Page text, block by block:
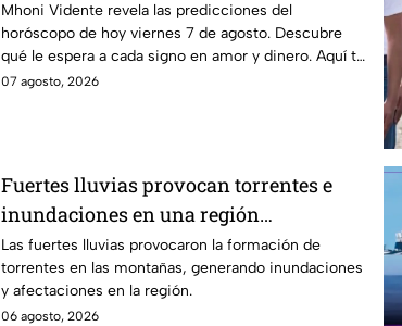
Mhoni Vidente revela las predicciones del
horóscopo de hoy viernes 7 de agosto. Descubre
qué le espera a cada signo en amor y dinero. Aquí te
informamos.
07 agosto, 2026
Fuertes lluvias provocan torrentes e
inundaciones en una región
montañosa
Las fuertes lluvias provocaron la formación de
torrentes en las montañas, generando inundaciones
y afectaciones en la región.
06 agosto, 2026